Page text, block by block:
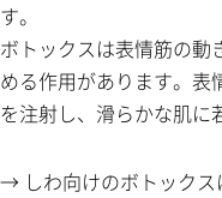
す。
ボトックスは表情筋の動
める作用があります。表
を注射し、滑らかな肌に
→ しわ向けのボトックス